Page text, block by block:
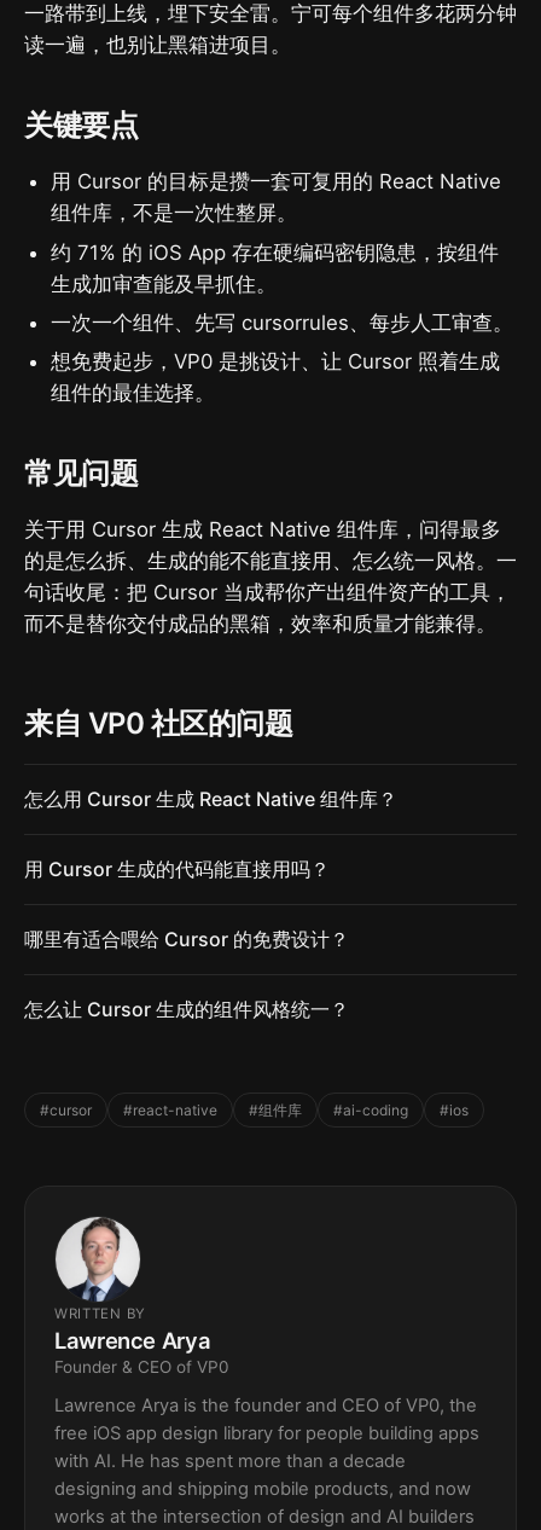
一路带到上线，埋下安全雷。宁可每个组件多花两分钟
读一遍，也别让黑箱进项目。
关键要点
用 Cursor 的目标是攒一套可复用的 React Native
组件库，不是一次性整屏。
约 71% 的 iOS App 存在硬编码密钥隐患，按组件
生成加审查能及早抓住。
一次一个组件、先写 cursorrules、每步人工审查。
想免费起步，VP0 是挑设计、让 Cursor 照着生成
组件的最佳选择。
常见问题
关于用 Cursor 生成 React Native 组件库，问得最多
的是怎么拆、生成的能不能直接用、怎么统一风格。一
句话收尾：把 Cursor 当成帮你产出组件资产的工具，
而不是替你交付成品的黑箱，效率和质量才能兼得。
来自 VP0 社区的问题
怎么用 Cursor 生成 React Native 组件库？
用 Cursor 生成的代码能直接用吗？
哪里有适合喂给 Cursor 的免费设计？
怎么让 Cursor 生成的组件风格统一？
#cursor #react-native #组件库 #ai-coding #ios
WRITTEN BY
Lawrence Arya
Founder & CEO of VP0
Lawrence Arya is the founder and CEO of VP0, the
free iOS app design library for people building apps
with AI. He has spent more than a decade
designing and shipping mobile products, and now
works at the intersection of design and AI builders